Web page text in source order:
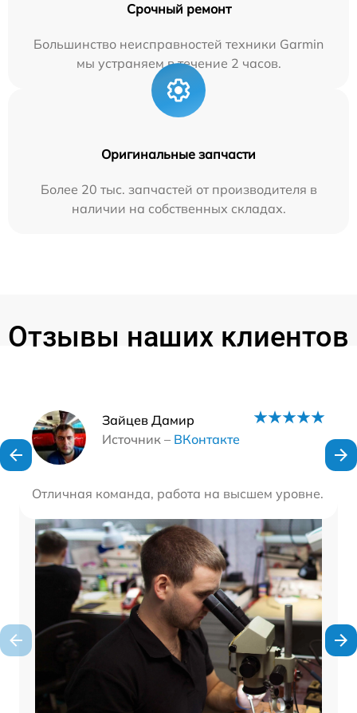
Срочный ремонт
Большинство неисправностей техники Garmin
мы устраняем в течение 2 часов.
Оригинальные запчасти
Более 20 тыс. запчастей от производителя в
наличии на собственных складах.
Отзывы наших клиентов
Зайцев Дамир
Источник – ВКонтакте
Отличная команда, работа на высшем уровне.
Наши мастера